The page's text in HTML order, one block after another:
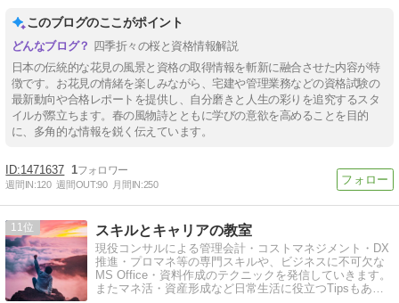
このブログのここがポイント
四季折々の桜と資格情報解説
日本の伝統的な花見の風景と資格の取得情報を斬新に融合させた内容が特
徴です。お花見の情緒を楽しみながら、宅建や管理業務などの資格試験の
最新動向や合格レポートを提供し、自分磨きと人生の彩りを追究するスタ
イルが際立ちます。春の風物詩とともに学びの意欲を高めることを目的
に、多角的な情報を鋭く伝えています。
1471637 1
週間IN:120 週間OUT:90 月間IN:250
11 スキルとキャリアの教室
現役コンサルによる管理会計・コストマネジメント・DX
推進・プロマネ等の専門スキルや、ビジネスに不可欠な
MS Office・資料作成のテクニックを発信していきます。
またマネ活・資産形成など日常生活に役立つTipsもあわ